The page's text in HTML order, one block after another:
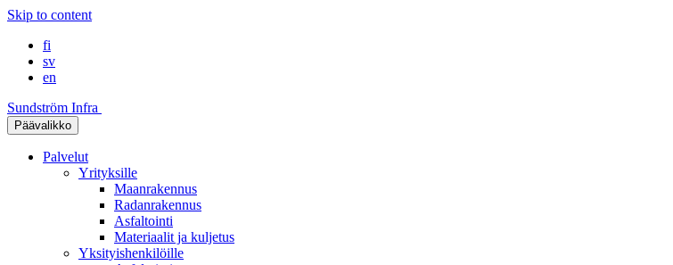
Skip to content
fi
sv
en
Sundström Infra
Päävalikko
Palvelut
Yrityksille
Maanrakennus
Radanrakennus
Asfaltointi
Materiaalit ja kuljetus
Yksityishenkilöille